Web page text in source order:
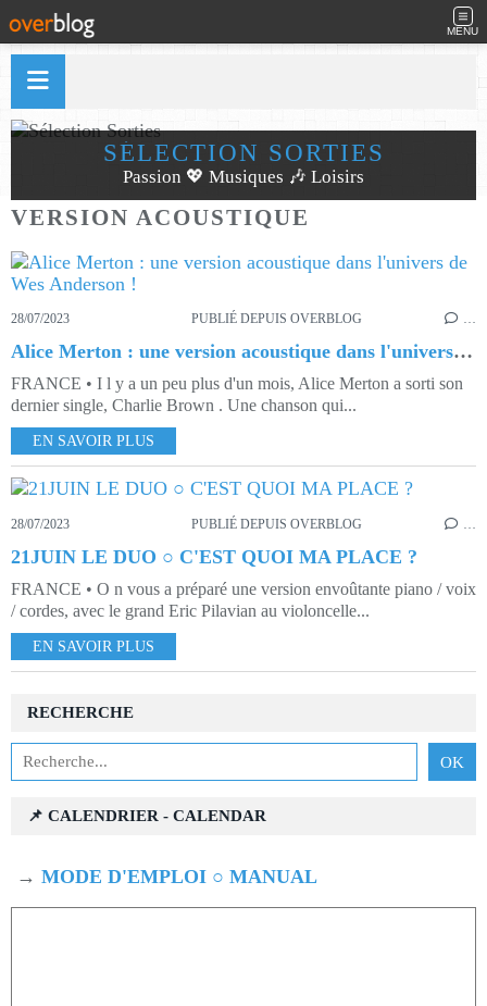
MENU
SÉLECTION SORTIES
Passion 💖 Musiques 🎶 Loisirs
VERSION ACOUSTIQUE
28/07/2023 PUBLIÉ DEPUIS OVERBLOG …
Alice Merton : une version acoustique dans l'univers de Wes Anderson !
FRANCE • I l y a un peu plus d'un mois, Alice Merton a sorti son
dernier single, Charlie Brown . Une chanson qui...
EN SAVOIR PLUS
28/07/2023 PUBLIÉ DEPUIS OVERBLOG
21JUIN LE DUO ○ C'EST QUOI MA PLACE ?
FRANCE • O n vous a préparé une version envoûtante piano / voix
/ cordes, avec le grand Eric Pilavian au violoncelle...
EN SAVOIR PLUS
RECHERCHE
📌 CALENDRIER - CALENDAR
→ MODE D'EMPLOI ○ MANUAL